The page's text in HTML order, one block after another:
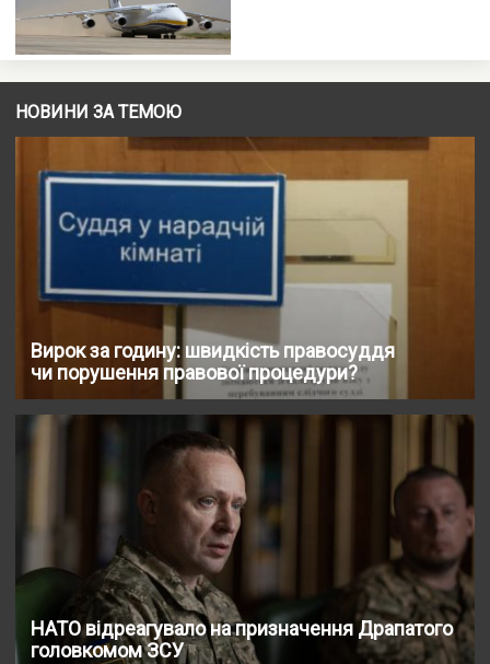
НОВИНИ ЗА ТЕМОЮ
Вирок за годину: швидкість правосуддя
чи порушення правової процедури?
НАТО відреагувало на призначення Драпатого
головкомом ЗСУ